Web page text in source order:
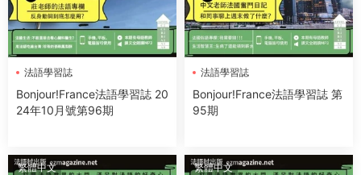
法語學習誌
Bonjour!France法語學習誌 20
24年10月號第96期
法語學習誌
Bonjour!France法語學習誌 第
95期
繁體中文 繁體中文